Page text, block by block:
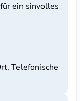
ein sinvolles
Telefonische